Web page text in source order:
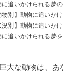
に追いかけられる夢
神的に余裕がない暗示
況によって意味が決まる
物別】動物に追いか
イオンに追いかけられる
ウに追いかけられる夢【
リラに追いかけられる夢
に追いかけられる夢【警
に追いかけられる夢【吉
に追いかけられる夢【警
に追いかけられる夢【警
ニに追いかけられる夢【
ンパンジーに追いかけら
ーターに追いかけられる
ョウに追いかけられる夢
に追いかけられる夢【警
に追いかけられる夢【吉
に追いかけられる夢【吉
ンダに追いかけられる夢
ノシシに追いかけられる
ズミに追いかけられる夢
サギに追いかけられる夢
に追いかけられる夢【吉
ギに追いかけられる夢【
況別】動物に追いか
食動物に追いかけられる
食動物に追いかけられる
大な動物に追いかけられ
物の群れに追いかけられ
物に追いかけられて襲わ
物に追いかけられて戦う
物に追いかけられて逃げ
物に追いかけられて殺さ
物に追いかけられて噛ま
物に追いかけられて仲良
に追いかけられる夢
大な動物は、